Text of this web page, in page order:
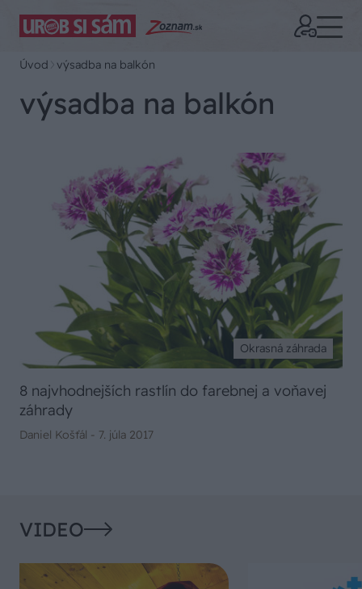
Úvod výsadba na balkón
výsadba na balkón
Okrasná záhrada
8 najvhodnejších rastlín do farebnej a voňavej
záhrady
Daniel Košťál - 7. júla 2017
VIDEO